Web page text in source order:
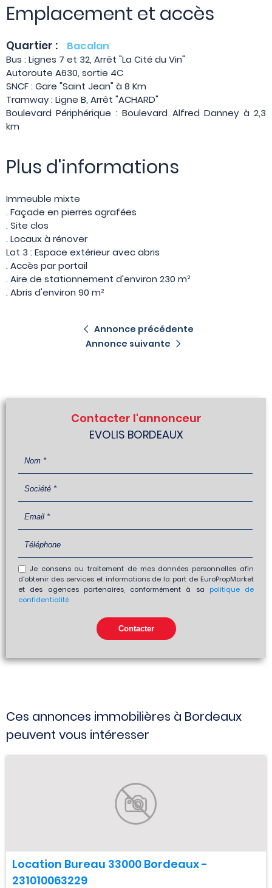
Emplacement et accès
Quartier : Bacalan
Bus : Lignes 7 et 32, Arrêt "La Cité du Vin"
Autoroute A630, sortie 4C
SNCF : Gare "Saint Jean" à 8 Km
Tramway : Ligne B, Arrêt "ACHARD"
Boulevard Périphérique : Boulevard Alfred Danney à 2,3
km
Plus d'informations
Immeuble mixte
. Façade en pierres agrafées
. Site clos
. Locaux à rénover
Lot 3 : Espace extérieur avec abris
. Accès par portail
. Aire de stationnement d'environ 230 m²
. Abris d'environ 90 m²
Annonce précédente
Annonce suivante
Contacter l'annonceur
EVOLIS BORDEAUX
Je consens au traitement de mes données personnelles afin
d'obtenir des services et informations de la part de EuroPropMarket
et des agences partenaires, conformément à sa politique de
confidentialité
Ces annonces immobilières à Bordeaux
peuvent vous intéresser
Location Bureau 33000 Bordeaux -
231010063229